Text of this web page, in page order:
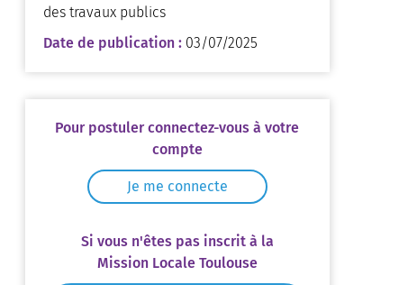
des travaux publics
Date de publication : 03/07/2025
Pour postuler connectez-vous à votre
compte
Je me connecte
Si vous n'êtes pas inscrit à la
Mission Locale Toulouse